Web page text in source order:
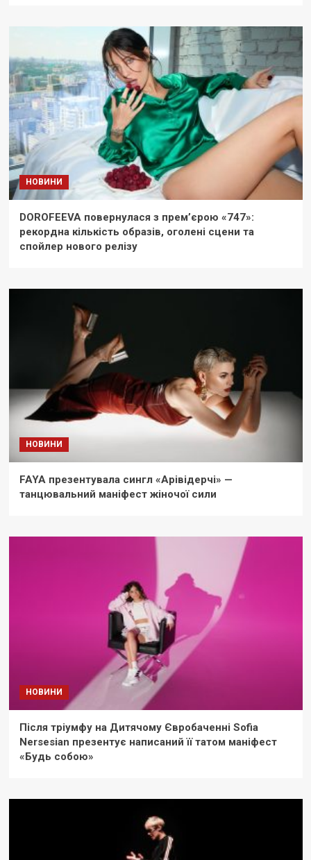
НОВИНИ
DOROFEEVA повернулася з прем’єрою «747»:
рекордна кількість образів, оголені сцени та
спойлер нового релізу
НОВИНИ
FAYA презентувала сингл «Арівідерчі» —
танцювальний маніфест жіночої сили
НОВИНИ
Після тріумфу на Дитячому Євробаченні Sofia
Nersesian презентує написаний її татом маніфест
«Будь собою»